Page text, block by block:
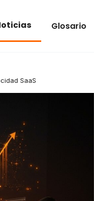
Glosario
SaaS